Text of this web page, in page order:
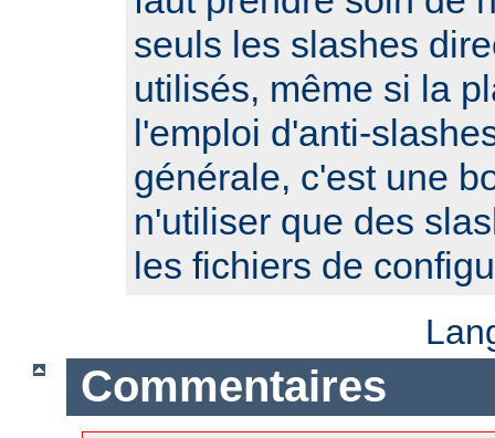
seuls les slashes
utilisés, même si la
l'emploi d'anti-
générale, c'est une
n'utiliser que des
les fichiers de
Commentaires